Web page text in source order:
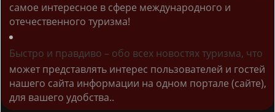
самое интересное в сфере международного и
отечественного туризма!
Быстро и правдиво – обо всех новостях туризма, что
может представлять интерес пользователей и гостей
нашего сайта информации на одном портале (сайте),
для вашего удобства..